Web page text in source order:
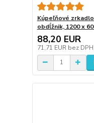
Kúpeľňové
obdĺžnik, 1200 x
88,20 EUR
71,71 EUR bez DPH